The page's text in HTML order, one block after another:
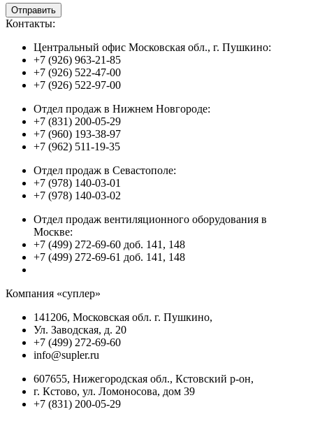
Контакты:
Центральный офис Московская обл., г. Пушкино:
+7 (926) 963-21-85
+7 (926) 522-47-00
+7 (926) 522-97-00
Отдел продаж в Нижнем Новгороде:
+7 (831) 200-05-29
+7 (960) 193-38-97
+7 (962) 511-19-35
Отдел продаж в Севастополе:
+7 (978) 140-03-01
+7 (978) 140-03-02
Отдел продаж вентиляционного оборудования в
Москве:
+7 (499) 272-69-60 доб. 141, 148
+7 (499) 272-69-61 доб. 141, 148
Компания «суплер»
141206, Московская обл. г. Пушкино,
Ул. Заводская, д. 20
+7 (499) 272-69-60
info@supler.ru
607655, Нижегородская обл., Кстовский р-он,
г. Кстово, ул. Ломоносова, дом 39
+7 (831) 200-05-29